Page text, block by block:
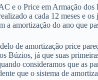
e o Price em Armação
a cada 12 meses e os
a amortização do ano que
de amortização price
Búzios, já que suas
consideramos que as
que o sistema de